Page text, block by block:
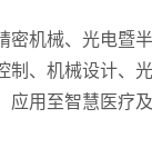
密机械、光电暨
制、机械设计、
应用至智慧医疗及